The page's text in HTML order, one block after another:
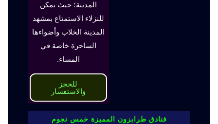
المدينة؛ حيث يمكن
للنزلاء الاستمتاع بمشهد
المدينة الخلاب وأضواءها
الساحرة خاصة في
المساء.
للحجز
والاستفسار
فنادق طرابزون المميزة خمس نجوم